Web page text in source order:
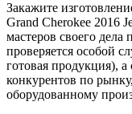
Закажите
Grand Cherokee 2016
мастеров своего дела
проверяется особой
готовая продукция),
конкурентов по
оборудованному